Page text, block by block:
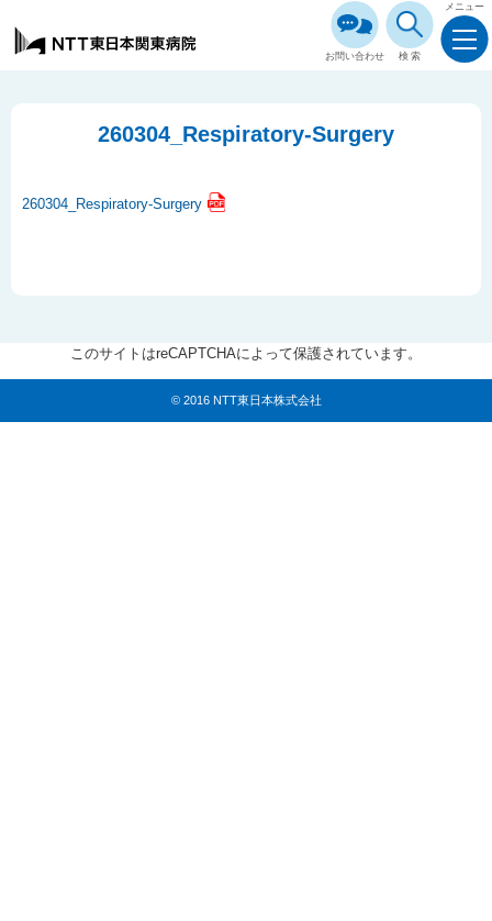
お問い合わせ 検索
メニュー
260304_Respiratory-Surgery
260304_Respiratory-Surgery
このサイトはreCAPTCHAによって保護されています。
© 2016 NTT東日本株式会社